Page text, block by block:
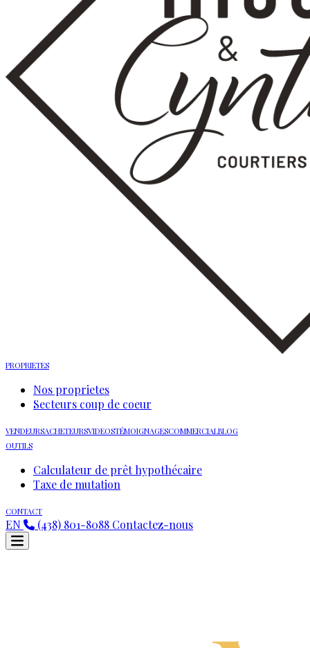
PROPRIETES
Nos proprietes
Secteurs coup de coeur
VENDEURSACHETEURSVIDEOSTÉMOIGNAGESCOMMERCIALBLOG
OUTILS
Calculateur de prêt hypothécaire
Taxe de mutation
CONTACT
EN (438) 801-8088 Contactez-nous